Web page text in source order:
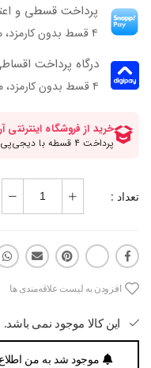
پرداخت قسطی و
۴ قسط بدون کارمزد، ماهانه ۸۹۲٬۵۰۰ تومان
درگاه پرداخت
۴ قسط بدون کارمزد، ماهانه 892,500 تومان
تعداد :
افزودن به لیست علاقه‌مندی ها
این کالا موجود نمی باشد.
موجود شد به من